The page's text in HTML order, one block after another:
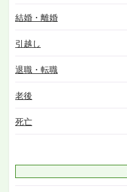
結婚・離婚
引越し
退職・転職
老後
死亡